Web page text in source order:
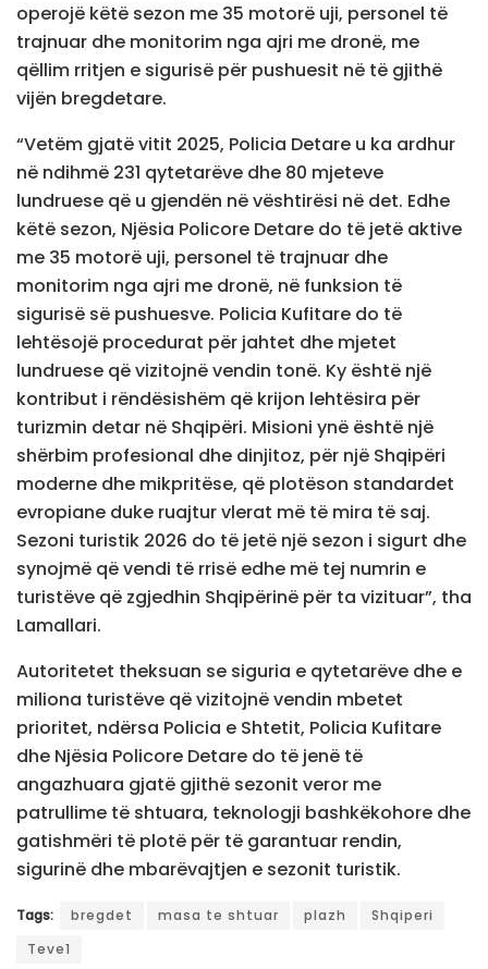
operojë këtë sezon me 35 motorë uji, personel të
trajnuar dhe monitorim nga ajri me dronë, me
qëllim rritjen e sigurisë për pushuesit në të gjithë
vijën bregdetare.
“Vetëm gjatë vitit 2025, Policia Detare u ka ardhur
në ndihmë 231 qytetarëve dhe 80 mjeteve
lundruese që u gjendën në vështirësi në det. Edhe
këtë sezon, Njësia Policore Detare do të jetë aktive
me 35 motorë uji, personel të trajnuar dhe
monitorim nga ajri me dronë, në funksion të
sigurisë së pushuesve. Policia Kufitare do të
lehtësojë procedurat për jahtet dhe mjetet
lundruese që vizitojnë vendin tonë. Ky është një
kontribut i rëndësishëm që krijon lehtësira për
turizmin detar në Shqipëri. Misioni ynë është një
shërbim profesional dhe dinjitoz, për një Shqipëri
moderne dhe mikpritëse, që plotëson standardet
evropiane duke ruajtur vlerat më të mira të saj.
Sezoni turistik 2026 do të jetë një sezon i sigurt dhe
synojmë që vendi të rrisë edhe më tej numrin e
turistëve që zgjedhin Shqipërinë për ta vizituar”, tha
Lamallari.
Autoritetet theksuan se siguria e qytetarëve dhe e
miliona turistëve që vizitojnë vendin mbetet
prioritet, ndërsa Policia e Shtetit, Policia Kufitare
dhe Njësia Policore Detare do të jenë të
angazhuara gjatë gjithë sezonit veror me
patrullime të shtuara, teknologji bashkëkohore dhe
gatishmëri të plotë për të garantuar rendin,
sigurinë dhe mbarëvajtjen e sezonit turistik.
Tags: bregdet masa te shtuar plazh
Shqiperi
Teve1